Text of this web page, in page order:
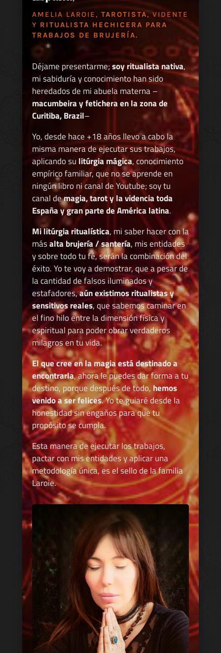
AMELIA LAROIE, TAROTISTA, VIDENTE
Y RITUALISTA HECHICERA PARA
TRABAJOS DE BRUJERÍA.
Déjame presentarme;soy ritualista nativa,
mi sabiduría y conocimiento han sido
heredados de mi abuela materna –
macumbeira y fetichera en la zona de
Curitiba, Brazil–
Yo, desde hace +18 años llevo a cabo la
misma manera de ejecutar sus trabajos,
aplicando su litúrgia mágica, conocimiento
empírico familiar, que no se aprende en
ningún libro ni canal de Youtube; soy tu
canal demagia, tarot y la videncia toda
España y gran parte de América latina.
Mi litúrgia ritualística, mi saber hacer con la
másalta brujería / santería, mis entidades
y sobre todo tu fé, serán la combinación del
éxito. Yo te voy a demostrar, que a pesar de
la cantidad de falsos iluminados y
estafadores,aún existimos ritualistas y
sensitivos reales, que sabemos caminar en
el fino hilo entre la dimensión física y
espiritual para poder obrar verdaderos
milagros en tu vida.
El que cree en la magia está destinado a
encontrarla, ahora le puedes dar forma a tu
destino, porque después de todo, hemos
venido a ser felices. Yo te guiaré desde la
honestidad sin engaños para que tu
propósito se cumpla.
Esta manera de ejecutar los trabajos,
pactar con mis entidades y aplicar una
metodología única, es el sello de la familia
Laroie.